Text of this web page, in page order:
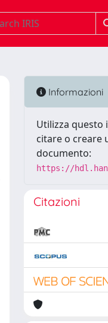
Informazioni
Utilizza
citare o creare
documento:
https://
Citazioni